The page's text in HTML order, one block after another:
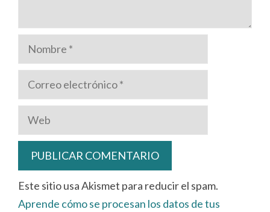
Nombre
Correo
electrónico
Web
Este sitio usa Akismet para reducir el spam.
Aprende cómo se procesan los datos de tus